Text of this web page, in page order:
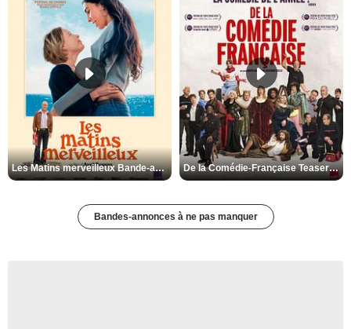
Les Matins merveilleux Bande-annonce VF De la Comédie-Française Teaser VF
Bandes-annonces à ne pas manquer